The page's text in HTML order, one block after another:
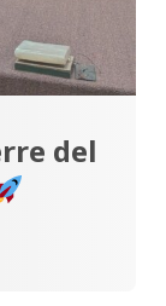
del